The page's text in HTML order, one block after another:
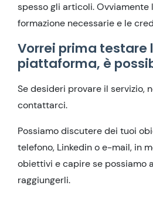
spesso gli articoli. Ovviamente
formazione necessarie e le
Vorrei prima testare
piattaforma, è
Se desideri provare il servizio,
contattarci.
Possiamo discutere dei tuoi
telefono, Linkedin o e-mail, in
obiettivi e capire se possiamo
raggiungerli.